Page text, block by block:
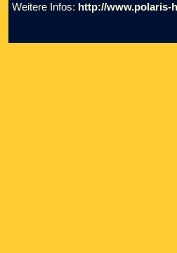
Weitere Infos: http://www.polaris-